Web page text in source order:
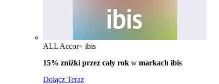
ALL Accor+ ibis
15% zniżki przez cały rok w markach ibis
Dołącz Teraz